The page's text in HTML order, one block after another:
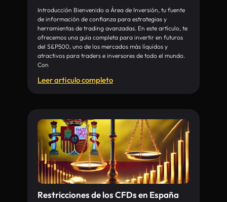
Introducción Bienvenido a Área de Inversión, tu fuente
de información de confianza para estrategias y
herramientas de trading avanzadas. En este artículo, te
ofrecemos una guía completa para invertir en futuros
del S&P500, uno de los mercados más líquidos y
atractivos para traders e inversores de todo el mundo.
Con
Leer articulo completo
Restricciones de los CFDs en España